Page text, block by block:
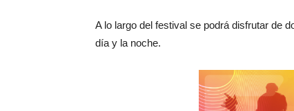
A lo largo del festival se podrá disfrutar de
día y la noche.